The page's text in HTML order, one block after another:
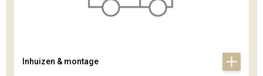
Inhuizen & montage